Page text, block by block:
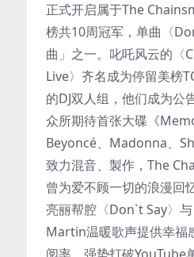
正式开启属于The
榜共10周冠军，单曲〈
曲」之一。叱吒风云的〈
Live〉齐名成为停留美榜
的DJ双人组，他们成为公
众所期待首张大碟《
Beyoncé、Madonna、
致力混音、製作，The
曾为爱不顾一切的浪漫回
亮丽帮腔〈Don`t Say〉
Martin温暖歌声提供幸福